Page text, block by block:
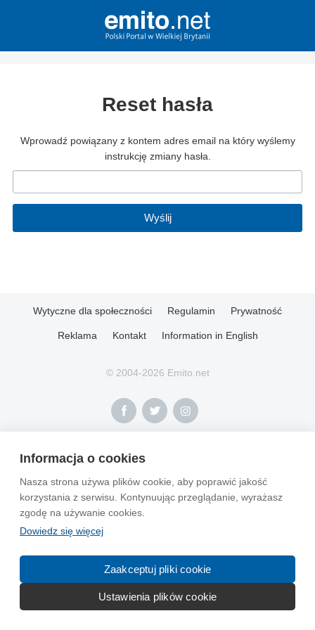
Informacja o cookies
Nasza strona używa plików cookie, aby poprawić jakość
korzystania z serwisu. Kontynuując przeglądanie, wyrażasz
zgodę na używanie cookies.
Dowiedz się więcej
Zaakceptuj pliki cookie
Ustawienia plików cookie
Reset hasła
Wprowadź powiązany z kontem adres email na który wyślemy
instrukcję zmiany hasła.
Wyślij
Wytyczne dla społeczności Regulamin Prywatność
Reklama Kontakt Information in English
© 2004-2026 Emito.net